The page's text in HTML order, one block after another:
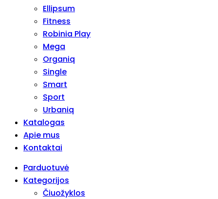
Ellipsum
Fitness
Robinia Play
Mega
Organiq
Single
Smart
Sport
Urbaniq
Katalogas
Apie mus
Kontaktai
Parduotuvė
Kategorijos
Čiuožyklos